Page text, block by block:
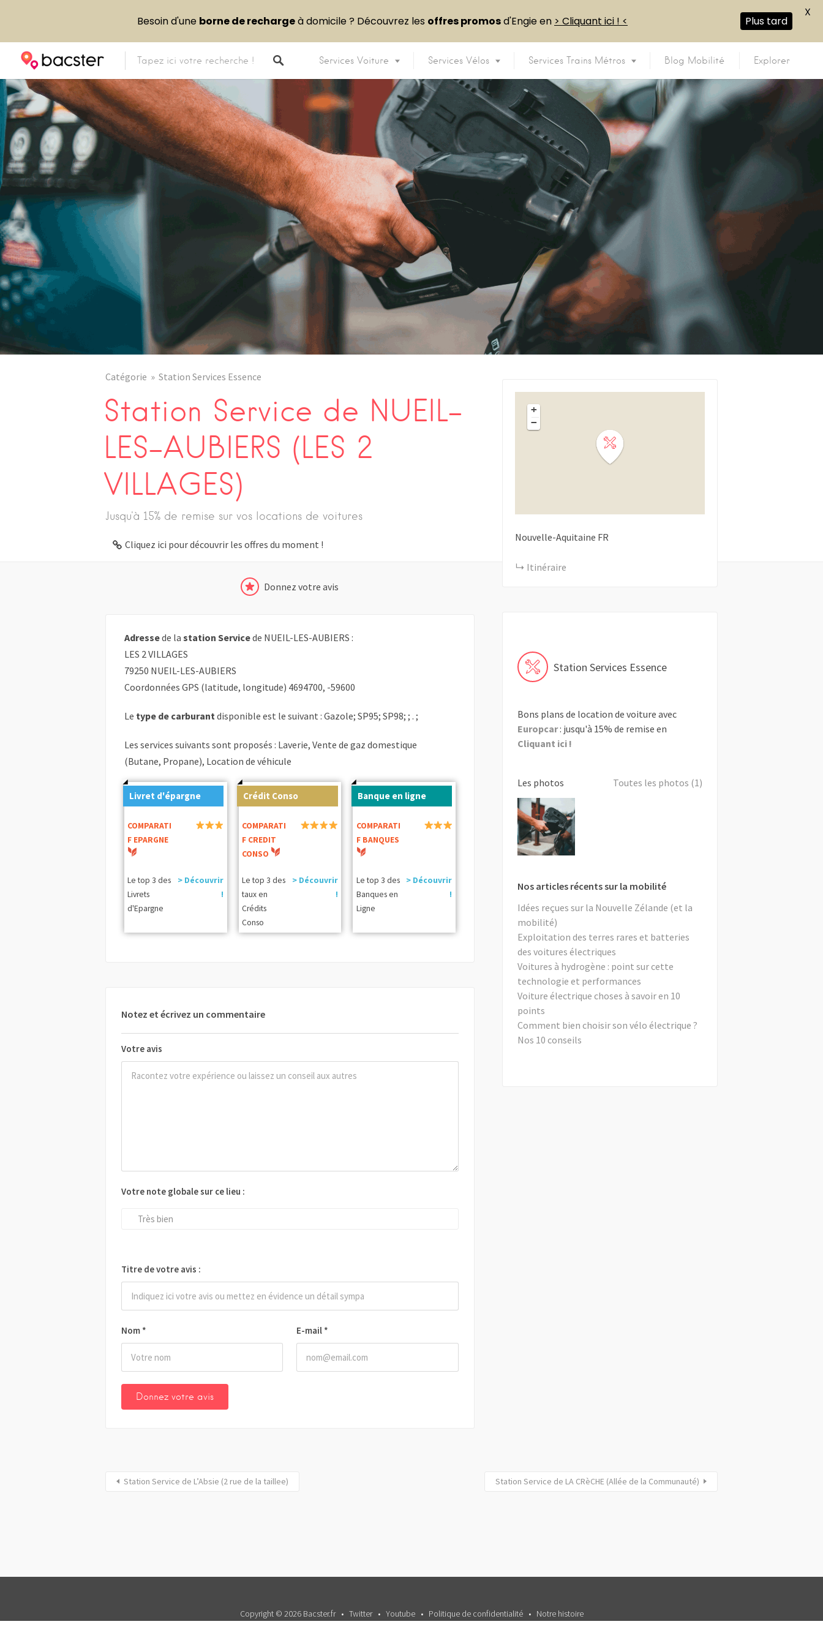
Services Voiture Services Vélos Services Trains Métros Blog Mobilité Explorer
Catégorie Station Services Essence
Station Service de NUEIL-
LES-AUBIERS (LES 2
VILLAGES)
Jusqu'à 15% de remise sur vos locations de voitures
Cliquez ici pour découvrir les offres du moment !
Donnez votre avis
Adressede la station Servicede NUEIL-LES-AUBIERS :
LES 2 VILLAGES
79250 NUEIL-LES-AUBIERS
Coordonnées GPS (latitude, longitude) 4694700, -59600
Le type de carburantdisponible est le suivant : Gazole; SP95; SP98; ; . ;
Les services suivants sont proposés : Laverie, Vente de gaz domestique
(Butane, Propane), Location de véhicule
Livret d'épargne
COMPARATI
F EPARGNE
Le top 3 des
Livrets
d'Epargne
> Découvrir
!
Crédit Conso
COMPARATI
F CREDIT
CONSO
Le top 3 des
taux en
Crédits
Conso
> Découvrir
!
Banque en ligne
COMPARATI
F BANQUES
Le top 3 des
Banques en
Ligne
> Découvrir
!
Notez et écrivez un commentaire
Votre avis
Nom * E-mail *
Votre note globale sur ce lieu :
Très bien
Titre de votre avis :
+
−
Nouvelle-Aquitaine FR
Itinéraire
Station Services Essence
Bons plans de location de voiture avec
Europcar: jusqu'à 15% de remise en
Cliquant ici !
Les photos Toutes les photos (1)
Nos articles récents sur la mobilité
Idées reçues sur la Nouvelle Zélande (et la
mobilité)
Exploitation des terres rares et batteries
des voitures électriques
Voitures à hydrogène : point sur cette
technologie et performances
Voiture électrique choses à savoir en 10
points
Comment bien choisir son vélo électrique ?
Nos 10 conseils
Station Service de L’Absie (2 rue de la taillee) Station Service de LA CRèCHE (Allée de la Communauté)
Copyright © 2026 Bacster.fr Twitter Youtube Politique de confidentialité Notre histoire
Besoin d'une borne de rechargeà domicile ? Découvrez les offres promosd'Engie en > Cliquant ici ! < Plus tard
X